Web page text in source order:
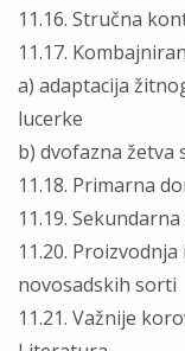
11.16. Stručna
11.17.
a) adaptacija
lucerke
b) dvofazna žetva
11.18. Primarna
11.19.
11.20.
novosadskih sorti
11.21. Važnije